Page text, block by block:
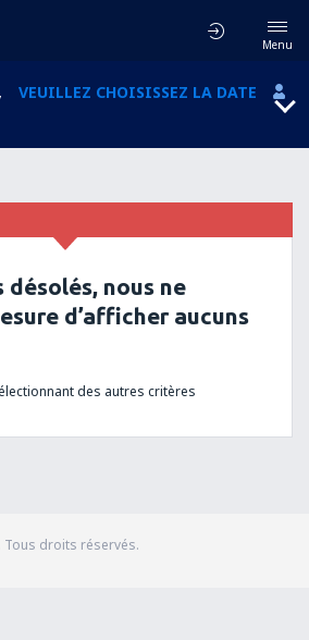
Menu
VEUILLEZ CHOISISSEZ LA DATE
désolés, nous ne
d’afficher aucuns
des autres critères
Tous droits réservés.